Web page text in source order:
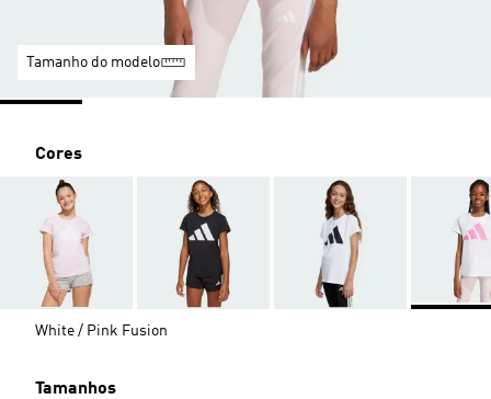
Tamanho do modelo
Cores
White / Pink Fusion
Tamanhos